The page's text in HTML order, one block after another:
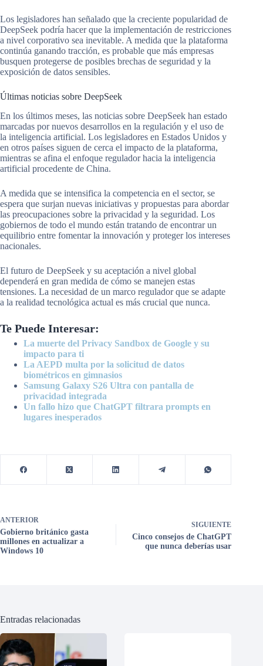
Los legisladores han señalado que la creciente popularidad de
DeepSeek podría hacer que la implementación de restricciones
a nivel corporativo sea inevitable. A medida que la plataforma
continúa ganando tracción, es probable que más empresas
busquen protegerse de posibles brechas de seguridad y la
exposición de datos sensibles.
Últimas noticias sobre DeepSeek
En los últimos meses, las noticias sobre DeepSeek han estado
marcadas por nuevos desarrollos en la regulación y el uso de
la inteligencia artificial. Los legisladores en Estados Unidos y
en otros países siguen de cerca el impacto de la plataforma,
mientras se afina el enfoque regulador hacia la inteligencia
artificial procedente de China.
A medida que se intensifica la competencia en el sector, se
espera que surjan nuevas iniciativas y propuestas para abordar
las preocupaciones sobre la privacidad y la seguridad. Los
gobiernos de todo el mundo están tratando de encontrar un
equilibrio entre fomentar la innovación y proteger los intereses
nacionales.
El futuro de DeepSeek y su aceptación a nivel global
dependerá en gran medida de cómo se manejen estas
tensiones. La necesidad de un marco regulador que se adapte
a la realidad tecnológica actual es más crucial que nunca.
Te Puede Interesar:
La muerte del Privacy Sandbox de Google y su
impacto para ti
La AEPD multa por la solicitud de datos
biométricos en gimnasios
Samsung Galaxy S26 Ultra con pantalla de
privacidad integrada
Un fallo hizo que ChatGPT filtrara prompts en
lugares inesperados
ANTERIOR
Gobierno británico gasta
millones en actualizar a
Windows 10
SIGUIENTE
Cinco consejos de ChatGPT
que nunca deberías usar
Entradas relacionadas